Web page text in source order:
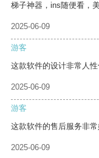
梯子神器，ins随便看，
2025-06-09
游客
这款软件的设计非常人性
2025-06-09
游客
这款软件的售后服务非
2025-06-09